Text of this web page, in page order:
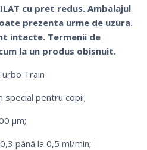
cu pret redus. Ambalajul
prezenta urme de uzura.
intacte. Termenii de
la un produs obisnuit.
Train
special pentru copii;
µm;
până la 0,5 ml/min;